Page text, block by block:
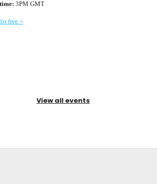
3PM GMT
free >
View all events